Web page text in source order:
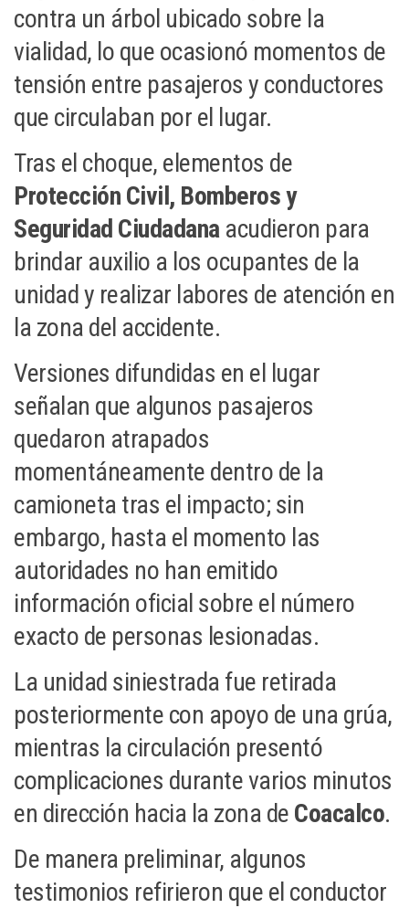
contra un árbol ubicado sobre la
vialidad, lo que ocasionó momentos de
tensión entre pasajeros y conductores
que circulaban por el lugar.
Tras el choque, elementos de
Protección Civil, Bomberos y
Seguridad Ciudadanaacudieron para
brindar auxilio a los ocupantes de la
unidad y realizar labores de atención en
la zona del accidente.
Versiones difundidas en el lugar
señalan que algunos pasajeros
quedaron atrapados
momentáneamente dentro de la
camioneta tras el impacto; sin
embargo, hasta el momento las
autoridades no han emitido
información oficial sobre el número
exacto de personas lesionadas.
La unidad siniestrada fue retirada
posteriormente con apoyo de una grúa,
mientras la circulación presentó
complicaciones durante varios minutos
en dirección hacia la zona de Coacalco.
De manera preliminar, algunos
testimonios refirieron que el conductor